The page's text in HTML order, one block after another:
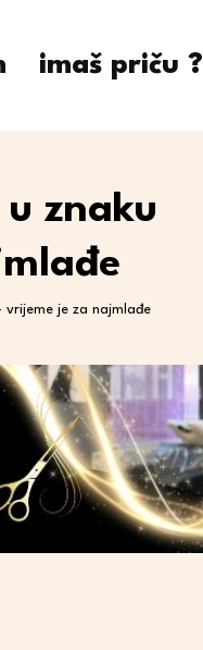
imaš priču ?
znaku
vrijeme je za najmlađe